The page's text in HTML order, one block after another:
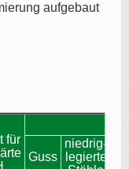
aufgebaut
für
Guss
niedrig-
legierte